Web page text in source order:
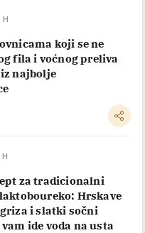
H
koji se ne
fila i voćnog preliva
najbolje
H
za tradicionalni
Hrskave
i slatki sočni
ide voda na usta